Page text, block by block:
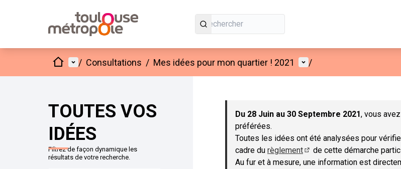
AccueilMenu principal
/ Consultations / Mes idées pour mon quartier ! 2021 Menu utilisateur
/
TOUTES VOS
IDÉES
Filtrez de façon dynamique les
résultats de votre recherche.
Passer la carte
Du 28 Juin au 30 Septembre 2021, vous
préférées.
Toutes les idées ont été analysées pour
cadre du règlement
(S'ouvre dans un nouvel
de cette démarche
Au fur et à mesure, une information est